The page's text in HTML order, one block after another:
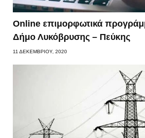
Online επιμορφωτικά
Δήμο Λυκόβρυσης – Πεύκης
11 ΔΕΚΕΜΒΡΊΟΥ, 2020